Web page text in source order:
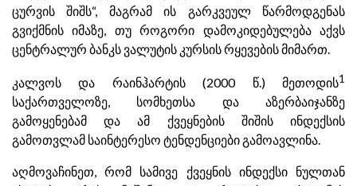
ცურვის შიშს“, მაგრამ ის გარკვეულ წარმოდგენას
გვიქმნის იმაზე, თუ როგორი დამოკიდებულება აქვს
ცენტრალურ ბანკს ვალუტის კურსის რყევების მიმართ.
კალვოს და რაინჰარტის (2000 წ.) მეთოდის1
საქართველოზე, სომხეთსა და აზერბაიჯანზე
გამოყენებამ და ამ ქვეყნების შიშის ინდექსის
გამოთვლამ საინტერესო ტენდენციები გამოავლინა.
აღმოვაჩინეთ, რომ სამივე ქვეყნის ინდექსი ნულთან